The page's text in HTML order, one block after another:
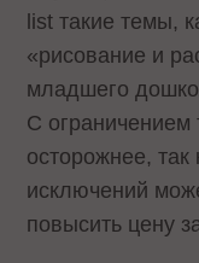
list такие темы,
«рисование и
младшего
С ограничением
осторожнее, так
исключений
повысить цену